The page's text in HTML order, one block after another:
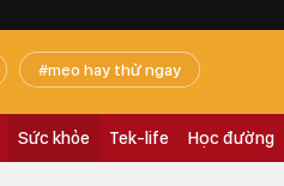
mẹo hay thử ngay
Sức khỏe Tek-life Học đường